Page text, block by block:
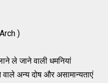
)
ले जाने वाली धमनियां
अन्य दोष और असामान्यताएं